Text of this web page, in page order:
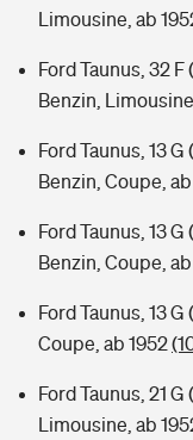
Limousine, ab
Ford Taunus, 32 F
Benzin,
Ford Taunus, 13 G
Benzin, Coupe,
Ford Taunus, 13 G
Benzin, Coupe,
Ford Taunus, 13 G
Coupe, ab 1952
Ford Taunus, 21 G
Limousine, ab